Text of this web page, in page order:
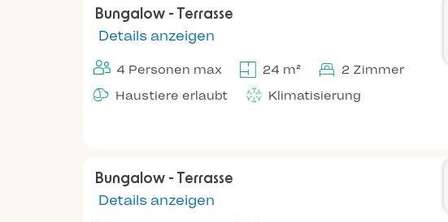
Bungalow - Terrasse
Details anzeigen
4 Personen max 24 m²
2 Zimmer
Haustiere erlaubt
Klimatisierung
Bungalow - Terrasse
Details anzeigen